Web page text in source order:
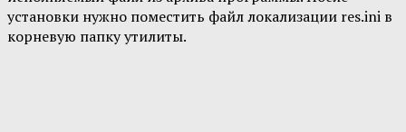
установки нужно поместить файл локализации res.ini в
корневую папку утилиты.